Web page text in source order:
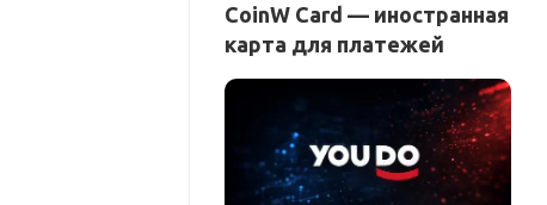
CoinW Card — иностранная
карта для платежей